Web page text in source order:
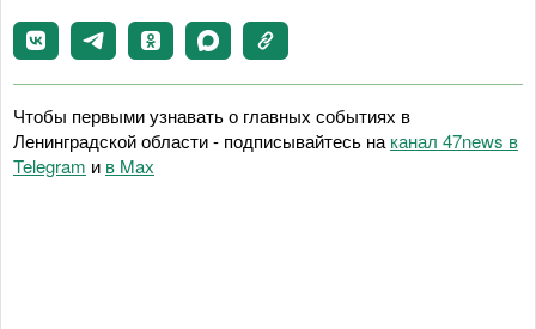
Чтобы первыми узнавать о главных событиях в
Ленинградской области - подписывайтесь на канал 47news в
Telegram и в Maх